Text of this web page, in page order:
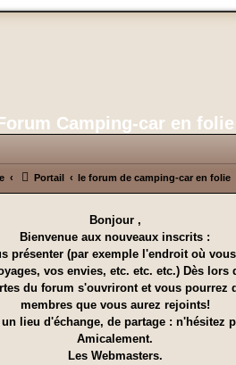
Camping-car en folie
Portail le forum de camping-car en folie
Bonjour ,
Bienvenue aux nouveaux inscrits :
présenter (par exemple l'endroit où
vos envies, etc. etc. etc.) Dès lors
du forum s'ouvriront et vous pourrez
membres que vous aurez rejoints!
lieu d'échange, de partage : n'hésitez
Amicalement.
Les Webmasters.